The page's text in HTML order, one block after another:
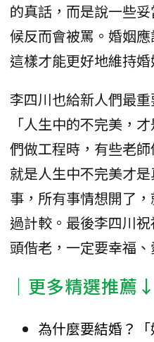
的真話，而是說一些
候反而會被罵。婚姻
這樣才能更好地維持婚
李四川也給新人們最重
「人生中的不完美，
們做工程時，有些老
就是人生中不完美才
事，所有事情想開了
過計較。最後李四川
頭偕老，一定要幸福、
│更多精選推
為什麼要結婚？